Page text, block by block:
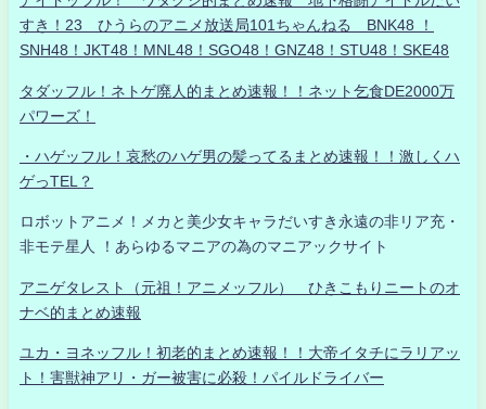
すき！23 ひうらのアニメ放送局101ちゃんねる BNK48 ！
SNH48！JKT48！MNL48！SGO48！GNZ48！STU48！SKE48
タダッフル！ネトゲ廃人的まとめ速報！！ネット乞食DE2000万
パワーズ！
・ハゲッフル！哀愁のハゲ男の髪ってるまとめ速報！！激しくハ
ゲっTEL？
ロボットアニメ！メカと美少女キャラだいすき永遠の非リア充・
非モテ星人 ！あらゆるマニアの為のマニアックサイト
アニゲタレスト（元祖！アニメッフル） ひきこもりニートのオ
ナベ的まとめ速報
ユカ・ヨネッフル！初老的まとめ速報！！大帝イタチにラリアッ
ト！害獣神アリ・ガー被害に必殺！パイルドライバー